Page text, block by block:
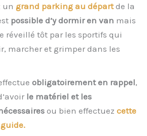
un grand parking au départde la
possible d’y dormir en van mais
réveillé tôt par les sportifs qui
marcher et grimper dans les
obligatoirement en rappel,
le matériel et les
ou bien effectuez cette